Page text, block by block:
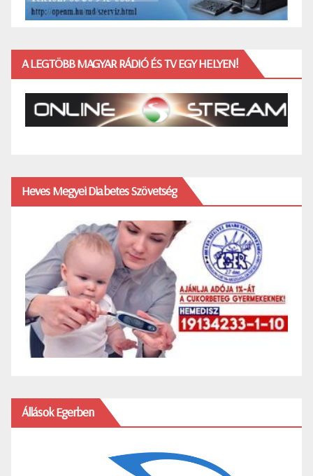
A LEGTÖBB MAGYAR RÁDIÓ ÉS TV EGY HELYEN!
Heves Megyei Diabetes Szövetség
Állások Egerben